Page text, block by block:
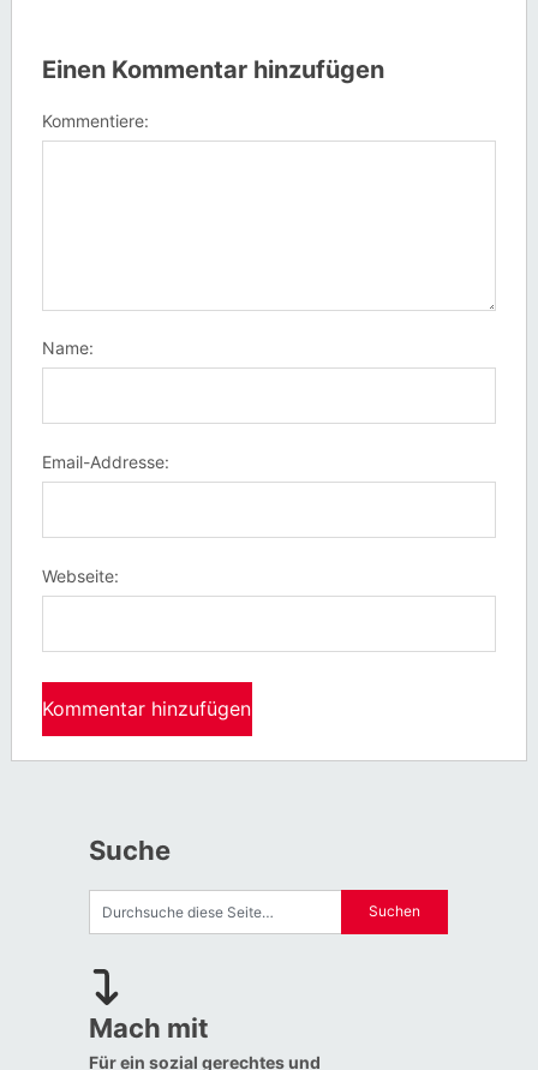
Einen Kommentar hinzufügen
Kommentiere:
Name:
Email-Addresse:
Webseite:
Suche
Mach mit
Für ein sozial gerechtes und